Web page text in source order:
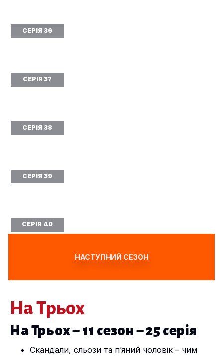
СЕРІЯ 36
СЕРІЯ 37
СЕРІЯ 38
СЕРІЯ 39
СЕРІЯ 40
НАСТУПНИЙ СЕЗОН
На Трьох
На Трьох – 11 сезон – 25 серія
Скандали, сльози та п’яний чоловік – чим